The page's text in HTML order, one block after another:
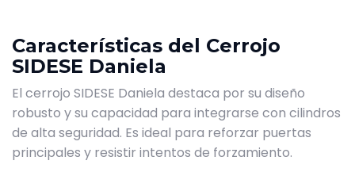
Características del Cerrojo
SIDESE Daniela
El cerrojo SIDESE Daniela destaca por su diseño
robusto y su capacidad para integrarse con cilindros
de alta seguridad. Es ideal para reforzar puertas
principales y resistir intentos de forzamiento.